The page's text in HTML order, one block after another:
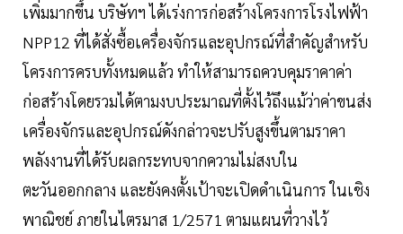
เพิ่มมากขึ้น บริษัทฯ ได้เร่งการก่อสร้างโครงการโรงไฟฟ้า
NPP12 ที่ได้สั่งซื้อเครื่องจักรและอุปกรณ์ที่สำคัญสำหรับ
โครงการครบทั้งหมดแล้ว ทำให้สามารถควบคุมราคาค่า
ก่อสร้างโดยรวมได้ตามงบประมาณที่ตั้งไว้ถึงแม้ว่าค่าขนส่ง
เครื่องจักรและอุปกรณ์ดังกล่าวจะปรับสูงขึ้นตามราคา
พลังงานที่ได้รับผลกระทบจากความไม่สงบใน
ตะวันออกกลาง และยังคงตั้งเป้าจะเปิดดำเนินการ ในเชิง
พาณิชย์ ภายในไตรมาส 1/2571 ตามแผนที่วางไว้